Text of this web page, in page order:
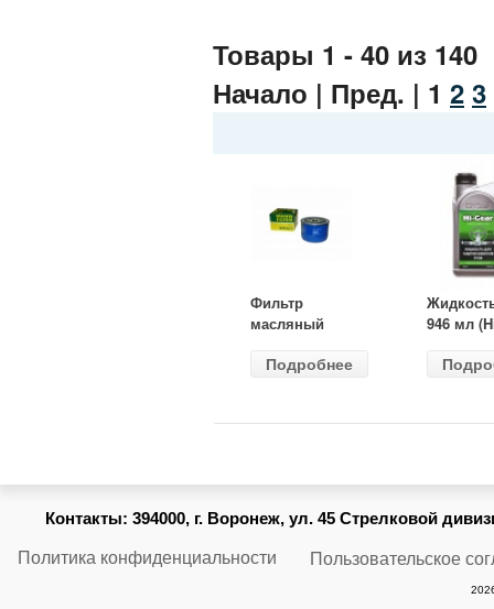
Товары 1 - 40 из 140
Начало | Пред. | 1 2 3
Фильтр
масляный
(MANN) W
Подробнее
946 мл
Контакты: 394000, г. Воронеж, ул. 45 Стрелковой
Политика конфиденциальности Пользовательское